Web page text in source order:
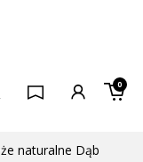
0
naturalne Dąb